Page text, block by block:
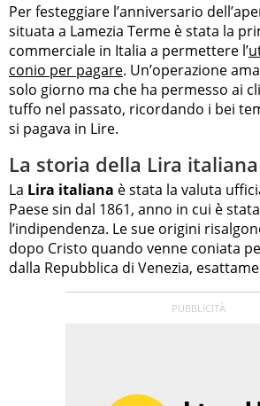
Per festeggiare l’anniversario
situata a Lamezia Terme è stata la
commerciale in Italia a permettere l’
conio per pagare. Un’operazione
solo giorno ma che ha permesso ai
tuffo nel passato, ricordando i bei
si pagava in Lire.
La storia della Lira italiana
La Lira italiana è stata la valuta
Paese sin dal 1861, anno in cui è
l’indipendenza. Le sue origini
dopo Cristo quando venne coniata
dalla Repubblica di Venezia,